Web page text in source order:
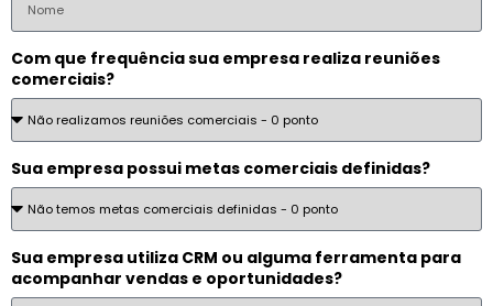
Com que frequência sua empresa realiza reuniões
comerciais?
Sua empresa possui metas comerciais definidas?
Sua empresa utiliza CRM ou alguma ferramenta para
acompanhar vendas e oportunidades?